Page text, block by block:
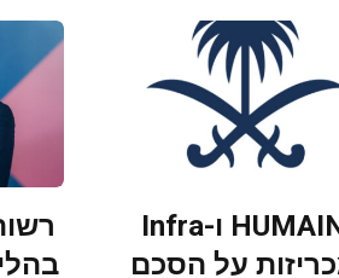
HUMAIN ו-Infra
על הסכם